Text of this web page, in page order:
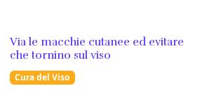
Via le macchie cutanee ed evitare
che tornino sul viso
Cura del Viso